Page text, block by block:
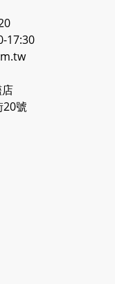
17:30
20號